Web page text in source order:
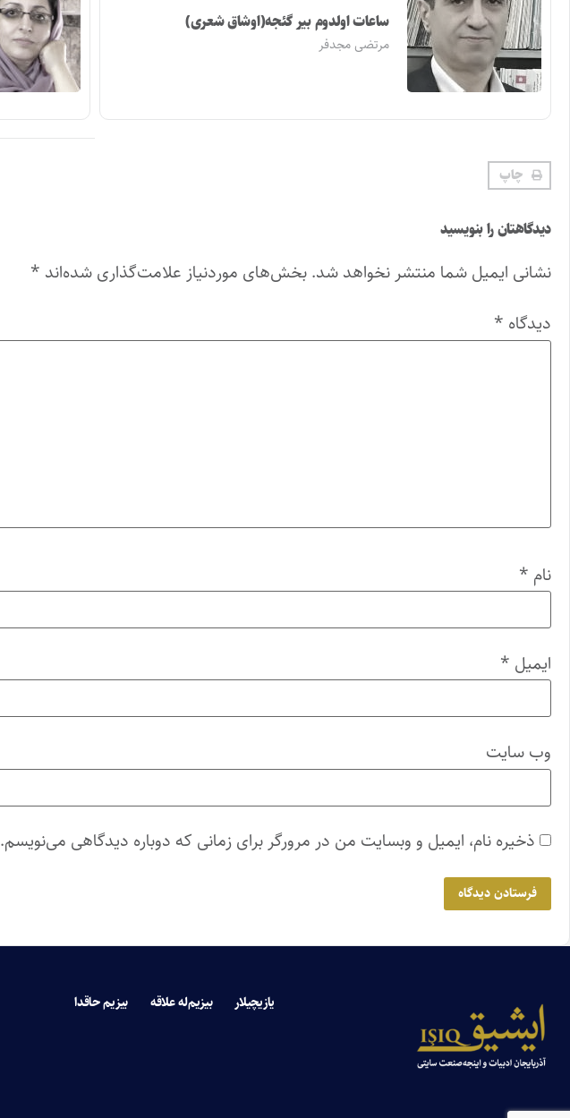
ساعات اولدوم بیر گئجه(اوشاق شعری)
مرتضی مجدفر
چاپ
دیدگاهتان را بنویسید
نشانی ایمیل شما منتشر نخواهد شد. بخش‌های موردنیاز علامت‌گذاری شده‌اند *
دیدگاه *
نام *
ایمیل *
وب‌ سایت
ذخیره نام، ایمیل و وبسایت من در مرورگر برای زمانی که دوباره دیدگاهی می‌نویسم.
یازیچیلار بیزیم‌له علاقه بیزیم حاقدا